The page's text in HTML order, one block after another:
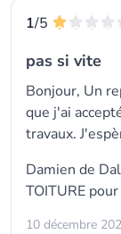
1/5
pas si vite
Bonjour, Un
que j'ai
travaux.
Damien de
TOITURE
10 décembre